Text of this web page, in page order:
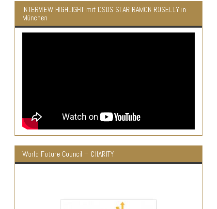
INTERVIEW HIGHLIGHT mit DSDS STAR RAMON ROSELLY in
München
World Future Council – CHARITY